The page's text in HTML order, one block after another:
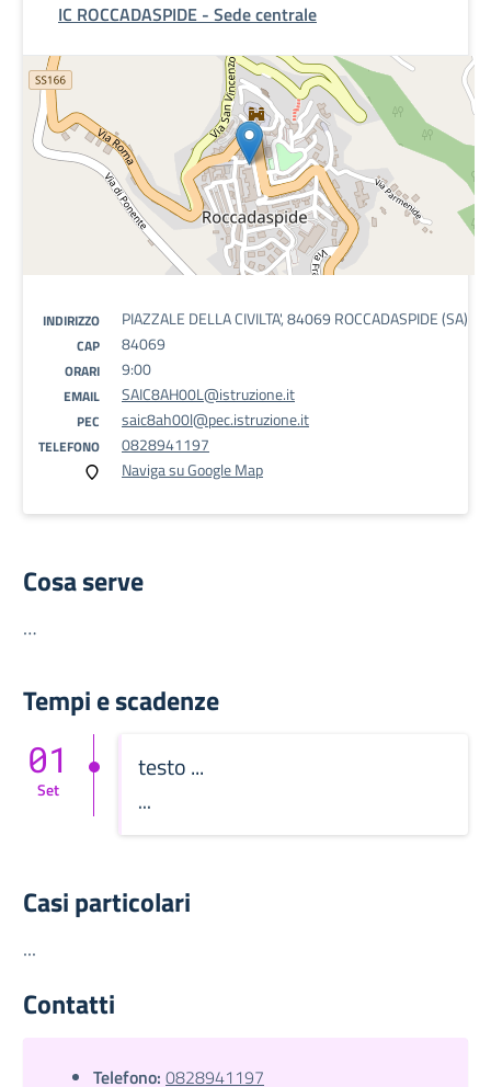
IC ROCCADASPIDE - Sede centrale
INDIRIZZO PIAZZALE DELLA CIVILTA', 84069 ROCCADASPIDE (SA)
CAP 84069
ORARI 9:00
EMAIL SAIC8AH00L@istruzione.it
PEC saic8ah00l@pec.istruzione.it
TELEFONO
0828941197
Naviga su Google Map
Cosa serve
…
Tempi e scadenze
testo ...
...
01
Set
Casi particolari
...
Contatti
Telefono: 0828941197